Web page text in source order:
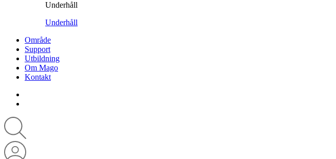
Underhåll
Underhåll
Område
Support
Utbildning
Om Mago
Kontakt